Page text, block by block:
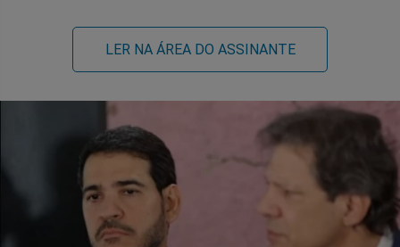
LER NA ÁREA DO ASSINANTE